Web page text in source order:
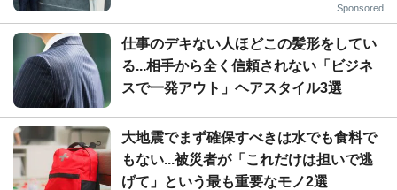
Sponsored
仕事のデキない人ほどこの髪形をしてい
る...相手から全く信頼されない「ビジネ
スで一発アウト」ヘアスタイル3選
大地震でまず確保すべきは水でも食料で
もない...被災者が「これだけは担いで逃
げて」という最も重要なモノ2選